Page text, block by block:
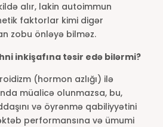
alır, lakin autoimmun
faktorlar kimi digər
zobu önləyə bilməz.
inkişafına təsir edə bilərmi?
(hormon azlığı) ilə
müalicə olunmazsa, bu,
və öyrənmə qabiliyyətini
performansına və ümumi